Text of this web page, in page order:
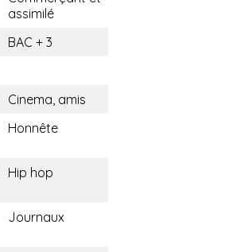
assimilé
BAC + 3
Cinema, amis
Honnête
Hip hop
Journaux